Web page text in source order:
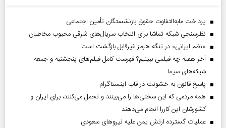
پرداخت مابه‌التفاوت حقوق بازنشستگان تأمین اجتماعی
نظرسنجی شبکه تماشا برای انتخاب سریال‌های شرقی محبوب مخاطبان
«نظم ایرانی» در تنگه هرمز غیرقابل بازگشت است
آخر هفته چه فیلمی ببینیم؟ فهرست کامل فیلم‌های پنجشنبه و جمعه
شبکه‌های سیما
پاسخ قانون به خشونت در قاب اینستاگرام
همه مردمی که این سختی‌ها را می‌بینند و تحمل می‌کنند، برای ایران و
کشورشان این کاررا انجام می‌دهند
عملیات گسترده ارتش یمن علیه نیروهای سعودی